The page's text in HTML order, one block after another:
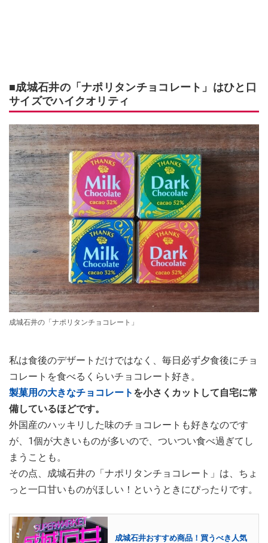
■成城石井の「ナポリタンチョコレート」はひと口
サイズでハイクオリティ
成城石井の「ナポリタンチョコレート」
私は食後のデザートだけではなく、毎日必ず夕食後にチョ
コレートを食べるくらいチョコレート好き。
製菓用の大きなチョコレート を小さくカットして自宅に常
備しているほどです。
外国産のハッキリした味のチョコレートも好きなのです
が、1個が大きいものが多いので、ついつい食べ過ぎてし
まうことも。
その点、成城石井の「ナポリタンチョコレート」は、ちょ
っと一口甘いものがほしい！というときにぴったりです。
成城石井おすすめ商品！買うべき人気